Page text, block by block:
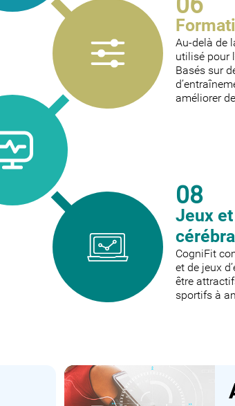
Au-delà de
utilisé pour
Basés sur
améliorer
08
Jeux
cérébral
CogniFit
et de jeux
être
sportifs à